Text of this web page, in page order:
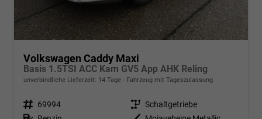
Volkswagen Caddy Maxi
Basis 1.5TSI ACC Kam GV5 App AHK Reling
unverbindliche Lieferzeit: 14 Tage Fahrzeug mit Tageszulassung
Fahrzeugnr. 69994 Getriebe Schaltgetriebe